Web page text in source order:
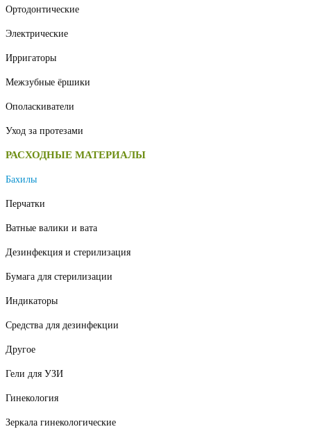
Ортодонтические
Электрические
Ирригаторы
Межзубные ёршики
Ополаскиватели
Уход за протезами
РАСХОДНЫЕ МАТЕРИАЛЫ
Бахилы
Перчатки
Ватные валики и вата
Дезинфекция и стерилизация
Бумага для стерилизации
Индикаторы
Средства для дезинфекции
Другое
Гели для УЗИ
Гинекология
Зеркала гинекологические